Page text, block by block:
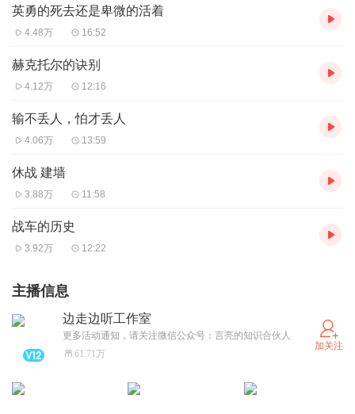
英勇的死去还是卑微的活着
4.48万 16:52
赫克托尔的诀别
4.12万 12:16
输不丢人，怕才丢人
4.06万 13:59
休战 建墙
3.88万 11:58
战车的历史
3.92万 12:22
主播信息
边走边听工作室
更多活动通知，请关注微信公众号：言亮的知识合伙人
61.71万
加关注